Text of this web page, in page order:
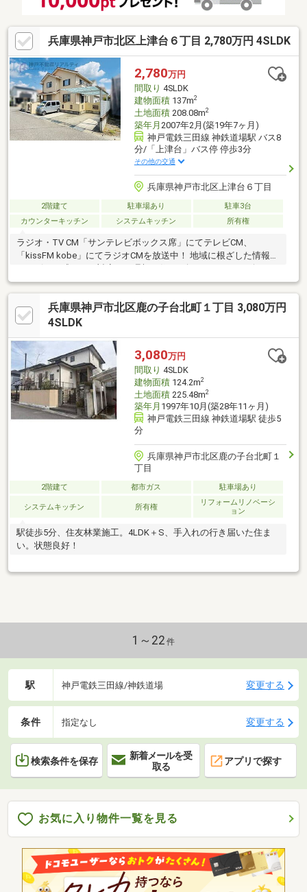
兵庫県神戸市北区上津台６丁目 2,780万円 4SLDK
2,780万円
間取り 4SLDK
建物面積137m2
土地面積208.08m2
築年月 2007年2月(築19年7ヶ月)
神戸電鉄三田線 神鉄道場駅 バス8
分/「上津台」バス停 停歩3分
その他の交通
兵庫県神戸市北区上津台６丁目
2階建て 駐車場あり
駐車3台
カウンターキッチン
システムキッチン 所有権
ラジオ・TV CM「サンテレビボックス席」にてテレビCM、
「kissFM kobe」にてラジオCMを放送中！ 地域に根ざした情報力
とスピード感のある対応で、理想の住まい探しをサポート致しま
す♪
兵庫県神戸市北区鹿の子台北町１丁目 3,080万円
4SLDK
3,080万円
間取り 4SLDK
建物面積124.2m2
土地面積225.48m2
築年月 1997年10月(築28年11ヶ月)
神戸電鉄三田線 神鉄道場駅 徒歩5
分
兵庫県神戸市北区鹿の子台北町１
丁目
2階建て 都市ガス 駐車場あり
システムキッチン 所有権
リフォームリノベーシ
ョン
駅徒歩5分、住友林業施工。4LDK＋S、手入れの行き届いた住ま
い。状態良好！
1～22 件
駅 神戸電鉄三田線/神鉄道場 変更する
条件 指定なし 変更する
検索条件を保存
新着メールを受
取る
アプリで探す
お気に入り物件一覧を見る